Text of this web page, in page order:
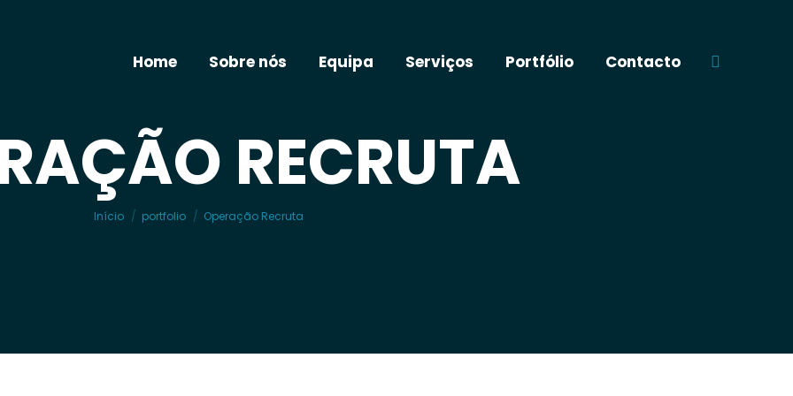
Home Sobre nós Equipa Serviços Portfólio Contacto Buscar
RECRUTA
Você está aqui:
Início portfolio Operação Recruta